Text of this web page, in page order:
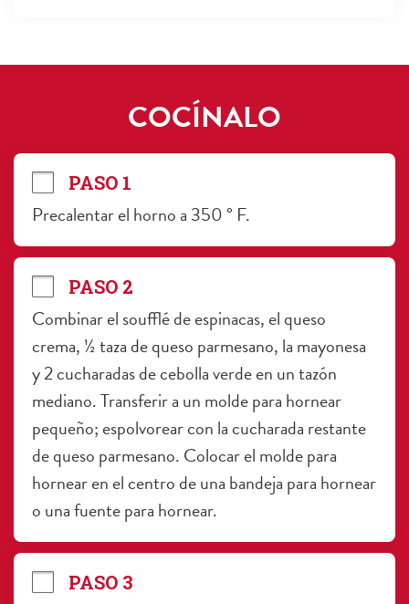
COCÍNALO
PASO 1
Precalentar el horno a 350 ° F.
PASO 2
Combinar el soufflé de espinacas, el queso
crema, ½ taza de queso parmesano, la mayonesa
y 2 cucharadas de cebolla verde en un tazón
mediano. Transferir a un molde para hornear
pequeño; espolvorear con la cucharada restante
de queso parmesano. Colocar el molde para
hornear en el centro de una bandeja para hornear
o una fuente para hornear.
PASO 3